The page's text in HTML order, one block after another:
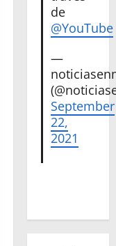
de
@YouTube
—
September
22,
2021